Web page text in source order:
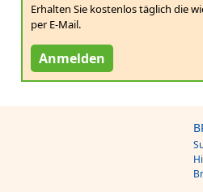
Erhalten Sie kostenlos täglich die
per E-Mail.
Anmelden